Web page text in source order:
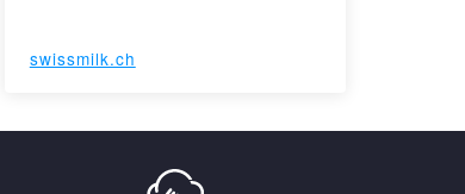
swissmilk.ch